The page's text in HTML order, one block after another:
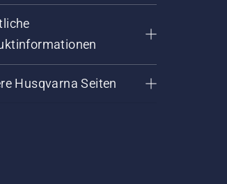
Husqvarna Seiten